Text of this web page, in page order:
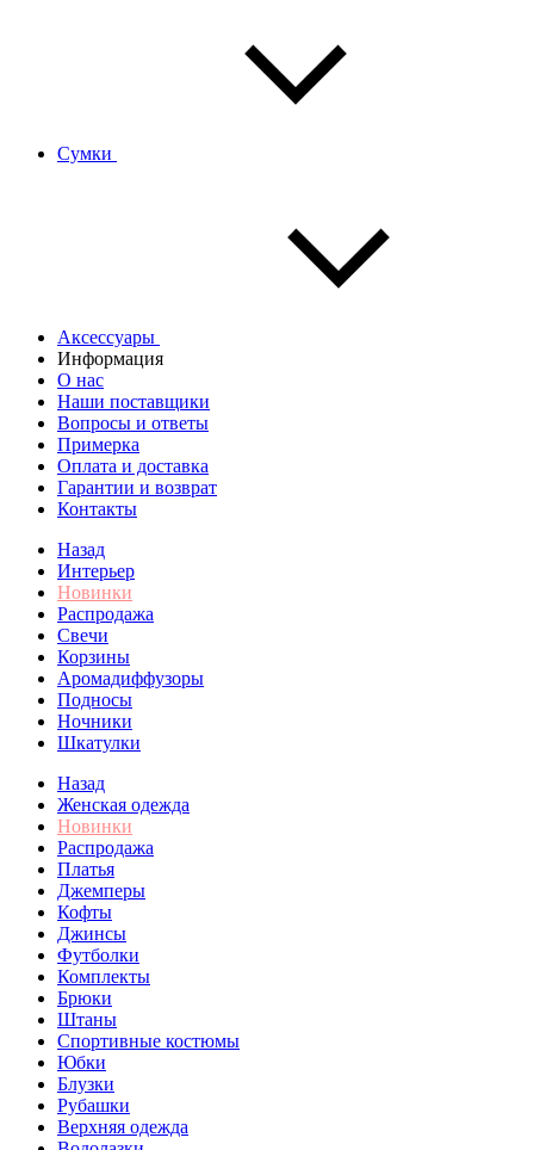
Сумки
Аксессуары
Информация
О нас
Наши поставщики
Вопросы и ответы
Примерка
Оплата и доставка
Гарантии и возврат
Контакты
Назад
Интерьер
Новинки
Распродажа
Свечи
Корзины
Аромадиффузоры
Подносы
Ночники
Шкатулки
Назад
Женская одежда
Новинки
Распродажа
Платья
Джемперы
Кофты
Джинсы
Футболки
Комплекты
Брюки
Штаны
Спортивные костюмы
Юбки
Блузки
Рубашки
Верхняя одежда